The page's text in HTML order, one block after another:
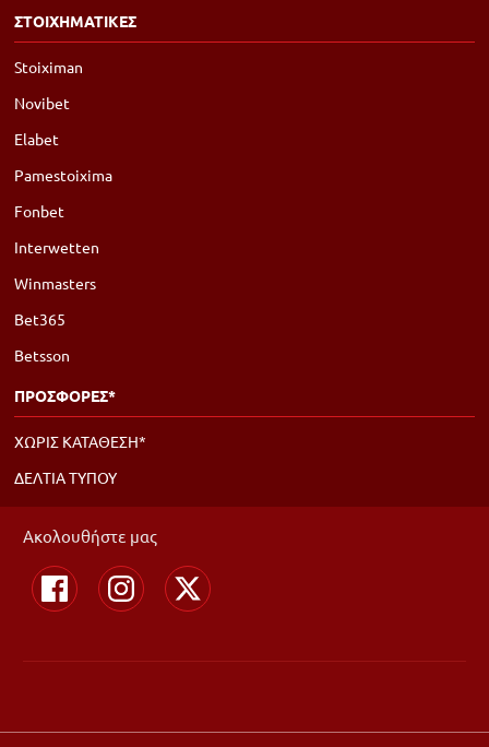
ΣΤΟΙΧΗΜΑΤΙΚΕΣ
Stoiximan
Novibet
Elabet
Pamestoixima
Fonbet
Interwetten
Winmasters
Bet365
Betsson
ΠΡΟΣΦΟΡΕΣ*
ΧΩΡΙΣ ΚΑΤΑΘΕΣΗ*
ΔΕΛΤΙΑ ΤΥΠΟΥ
Ακολουθήστε μας